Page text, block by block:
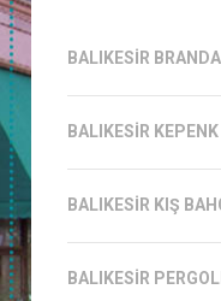
BALIKESIR BRANDA
BALIKESIR KEPENK
BALIKESIR KIŞ
BALIKESIR